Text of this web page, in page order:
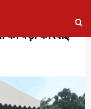
बड़ी कार्रवाई